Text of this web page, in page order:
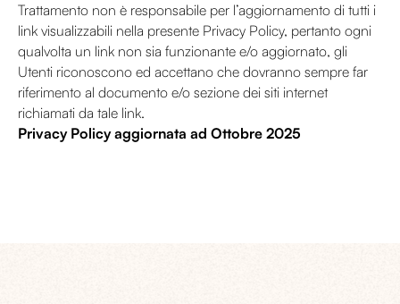
Trattamento non è responsabile per l’aggiornamento di tutti i
link visualizzabili nella presente Privacy Policy, pertanto ogni
qualvolta un link non sia funzionante e/o aggiornato, gli
Utenti riconoscono ed accettano che dovranno sempre far
riferimento al documento e/o sezione dei siti internet
richiamati da tale link.
Privacy Policy aggiornata ad Ottobre 2025